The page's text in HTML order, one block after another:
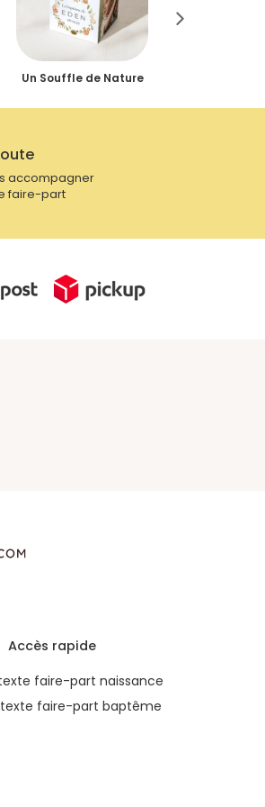
Un Souffle de Nature
accompagner
faire-part
Accès rapide
faire-part naissance
faire-part baptême